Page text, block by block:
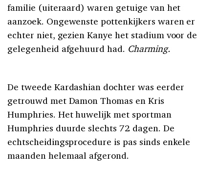
familie (uiteraard) waren getuige van het
aanzoek. Ongewenste pottenkijkers waren er
echter niet, gezien Kanye het stadium voor de
gelegenheid afgehuurd had. Charming.
De tweede Kardashian dochter was eerder
getrouwd met Damon Thomas en Kris
Humphries. Het huwelijk met sportman
Humphries duurde slechts 72 dagen. De
echtscheidingsprocedure is pas sinds enkele
maanden helemaal afgerond.